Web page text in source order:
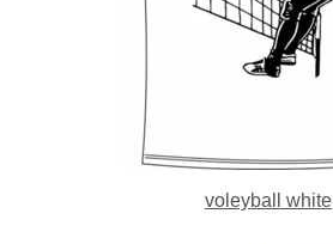
voleyball white